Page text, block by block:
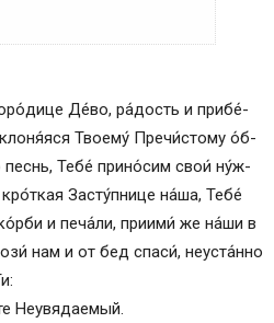
ЦВЕТ».
Де́­во, ра́­дость и при­бе́­
Тво­ему́ Пре­чи́с­то­му о́б­
песнь, Те­бе́ при­но́­сим свои́ ну́ж­
За­сту́п­ни­це на́­ша, Те­бе́
и пе­ча́­ли, при­ими́ же на́ши в
нам и от бед спа­си́, неуста́нно
Не­увя­да­емый.